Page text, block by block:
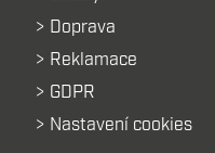
Doprava
Reklamace
GDPR
Nastavení cookies